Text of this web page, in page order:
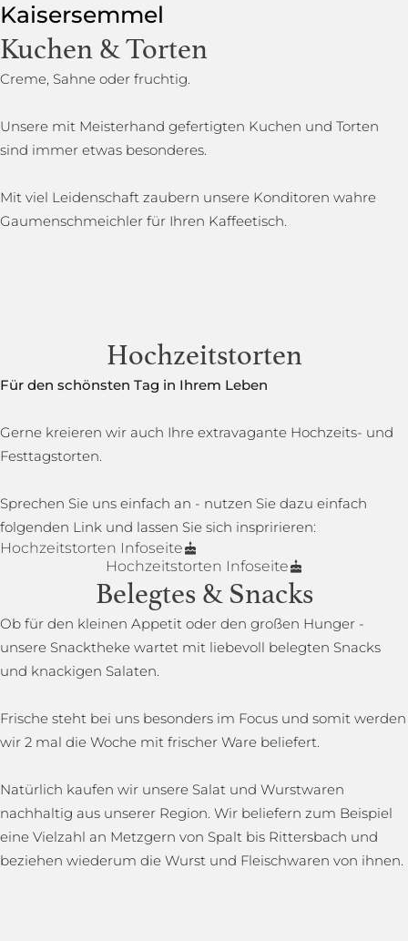
Kaisersemmel
Kuchen & Torten
Creme, Sahne oder fruchtig.
Unsere mit Meisterhand gefertigten Kuchen und Torten
sind immer etwas besonderes.
Mit viel Leidenschaft zaubern unsere Konditoren wahre
Gaumenschmeichler für Ihren Kaffeetisch.
Hochzeitstorten
Für den schönsten Tag in Ihrem Leben
Gerne kreieren wir auch Ihre extravagante Hochzeits- und
Festtagstorten.
Sprechen Sie uns einfach an - nutzen Sie dazu einfach
folgenden Link und lassen Sie sich inspririeren:
Hochzeitstorten Infoseite
Hochzeitstorten Infoseite
Belegtes & Snacks
Ob für den kleinen Appetit oder den großen Hunger -
unsere Snacktheke wartet mit liebevoll belegten Snacks
und knackigen Salaten.
Frische steht bei uns besonders im Focus und somit werden
wir 2 mal die Woche mit frischer Ware beliefert.
Natürlich kaufen wir unsere Salat und Wurstwaren
nachhaltig aus unserer Region. Wir beliefern zum Beispiel
eine Vielzahl an Metzgern von Spalt bis Rittersbach und
beziehen wiederum die Wurst und Fleischwaren von ihnen.